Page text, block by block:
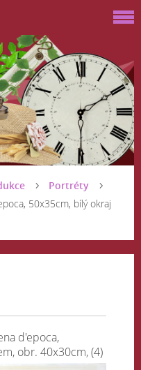
Portréty
50x35cm, bílý okraj
d'epoca,
obr. 40x30cm, (4)